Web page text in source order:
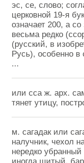
эс, се, слово;
церковной 19-я
означает 200, а
весьма редко
(русский, в
Русь), особенно
...
или сса ж. арх.
тянет утицу,
м. сагадак или
налучник, чехол
нередко